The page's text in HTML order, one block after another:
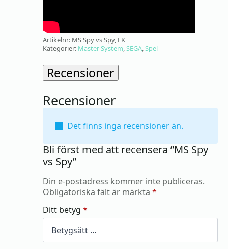
Artikelnr: MS Spy vs Spy, EK
Kategorier: Master System,SEGA,Spel
Recensioner
Recensioner
Det finns inga recensioner än.
Bli först med att recensera ”MS Spy
vs Spy”
Din e-postadress kommer inte publiceras.
Obligatoriska fält är märkta *
Ditt betyg *